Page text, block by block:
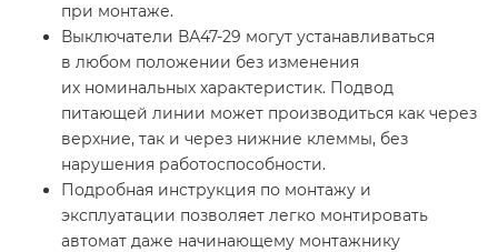
при монтаже.
Выключатели ВА47-29 могут устанавливаться
в любом положении без изменения
их номинальных характеристик. Подвод
питающей линии может производиться как через
верхние, так и через нижние клеммы, без
нарушения работоспособности.
Подробная инструкция по монтажу и
эксплуатации позволяет легко монтировать
автомат даже начинающему монтажнику